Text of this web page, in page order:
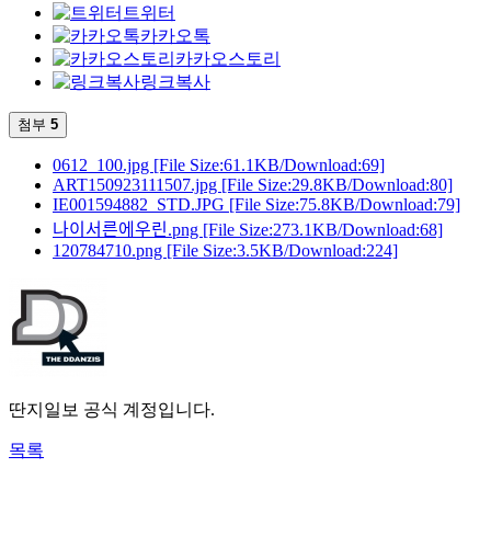
트위터
카카오톡
카카오스토리
링크복사
첨부 5
0612_100.jpg [File Size:61.1KB/Download:69]
ART150923111507.jpg [File Size:29.8KB/Download:80]
IE001594882_STD.JPG [File Size:75.8KB/Download:79]
나이서른에우린.png [File Size:273.1KB/Download:68]
120784710.png [File Size:3.5KB/Download:224]
딴지일보 공식 계정입니다.
목록